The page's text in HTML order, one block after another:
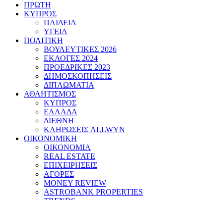
ΠΡΩΤΗ
ΚΥΠΡΟΣ
ΠΑΙΔΕΙΑ
ΥΓΕΙΑ
ΠΟΛΙΤΙΚΗ
ΒΟΥΛΕΥΤΙΚΕΣ 2026
ΕΚΛΟΓΕΣ 2024
ΠΡΟΕΔΡΙΚΕΣ 2023
ΔΗΜΟΣΚΟΠΗΣΕΙΣ
ΔΙΠΛΩΜΑΤΙΑ
ΑΘΛΗΤΙΣΜΟΣ
ΚΥΠΡΟΣ
ΕΛΛΑΔΑ
ΔΙΕΘΝΗ
ΚΛΗΡΩΣΕΙΣ ALLWYN
ΟΙΚΟΝΟΜΙΚΗ
ΟΙΚΟΝΟΜΙΑ
REAL ESTATE
ΕΠΙΧΕΙΡΗΣΕΙΣ
ΑΓΟΡΕΣ
MONEY REVIEW
ASTROBANK PROPERTIES